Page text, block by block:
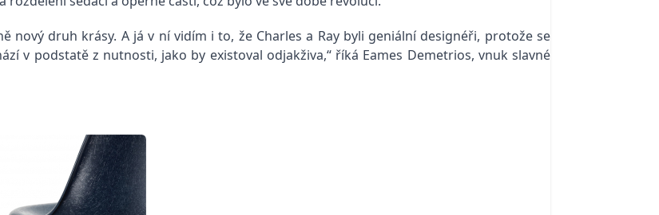
nový druh krásy. A já v ní vidím i to, že Charles a Ray byli geniální designéři, protože se
v podstatě z nutnosti, jako by existoval odjakživa,“ říká Eames Demetrios, vnuk slavné